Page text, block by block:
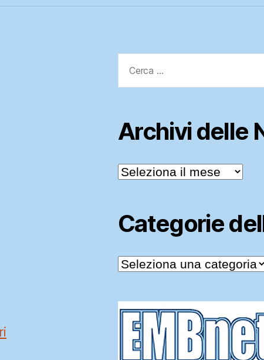
Archivi delle
Archivi
delle
Categorie
Categorie
delle